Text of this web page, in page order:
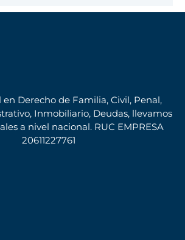
en Derecho de Familia, Civil, Penal,
Inmobiliario, Deudas, llevamos
a nivel nacional. RUC EMPRESA
20611227761